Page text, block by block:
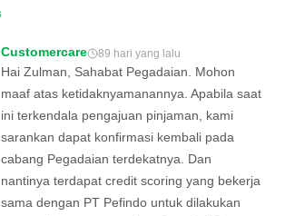
Customercare 89 hari yang lalu
Hai Zulman, Sahabat Pegadaian. Mohon
maaf atas ketidaknyamanannya. Apabila saat
ini terkendala pengajuan pinjaman, kami
sarankan dapat konfirmasi kembali pada
cabang Pegadaian terdekatnya. Dan
nantinya terdapat credit scoring yang bekerja
sama dengan PT Pefindo untuk dilakukan